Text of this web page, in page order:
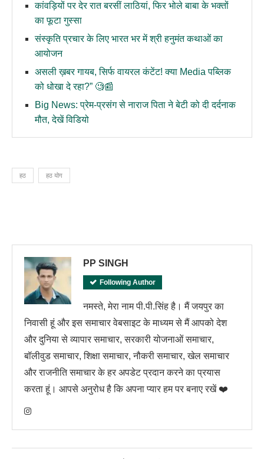
कांवड़ियों पर देर रात बरसीं लाठियां, फिर भोले बाबा के भक्तों
का फूटा गुस्सा
संस्कृति प्रचार के लिए भारत भर में श्री हनुमंत कथाओं का
आयोजन
असली ख़बर गायब, सिर्फ वायरल कंटेंट! क्या Media पब्लिक
को धोखा दे रहा?” 🧐📰
Big News: प्रेम-प्रसंग से नाराज पिता ने बेटी को दी दर्दनाक
मौत, देखें विडियो
हठ हठ योग
PP SINGH
Following Author
नमस्ते, मेरा नाम पी.पी.सिंह है। मैं जयपुर का
निवासी हूं और इस समाचार वेबसाइट के माध्यम से मैं आपको देश
और दुनिया से व्यापार समाचार, सरकारी योजनाओं समाचार,
बॉलीवुड समाचार, शिक्षा समाचार, नौकरी समाचार, खेल समाचार
और राजनीति समाचार के हर अपडेट प्रदान करने का प्रयास
करता हूं। आपसे अनुरोध है कि अपना प्यार हम पर बनाए रखें ❤️